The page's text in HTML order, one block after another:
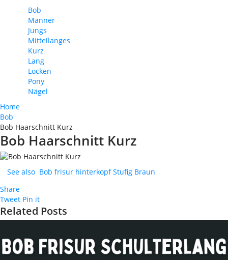
Bob
Männer
Jungs
Mittellanges
Kurz
Lang
Locken
Pony
Nägel
Home
Bob
Bob Haarschnitt Kurz
Bob Haarschnitt Kurz
See also Bob frisur hinterkopf Stufig Braun
Share
Tweet Pin it
Related Posts